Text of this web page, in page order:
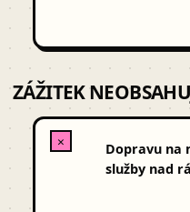
ZÁŽITEK
✕
Dopravu na
služby nad